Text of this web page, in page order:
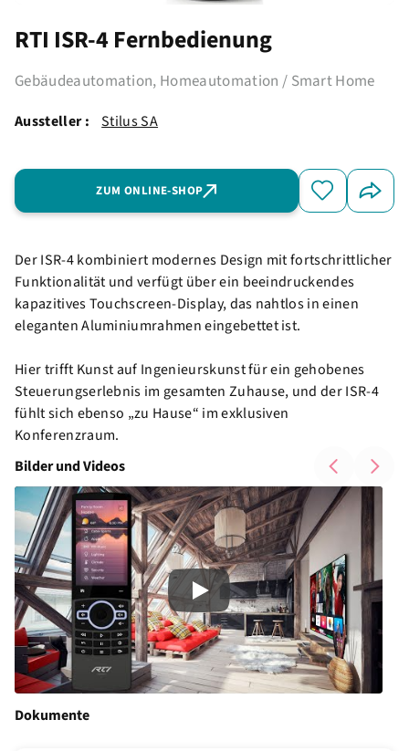
RTI ISR-4 Fernbedienung
Gebäudeautomation, Homeautomation / Smart Home
Aussteller : Stilus SA
ZUM ONLINE-SHOP
Der ISR-4 kombiniert modernes Design mit fortschrittlicher
Funktionalität und verfügt über ein beeindruckendes
kapazitives Touchscreen-Display, das nahtlos in einen
eleganten Aluminiumrahmen eingebettet ist.
Hier trifft Kunst auf Ingenieurskunst für ein gehobenes
Steuerungserlebnis im gesamten Zuhause, und der ISR-4
fühlt sich ebenso „zu Hause“ im exklusiven
Konferenzraum.
Play
Bilder und Videos
Dokumente